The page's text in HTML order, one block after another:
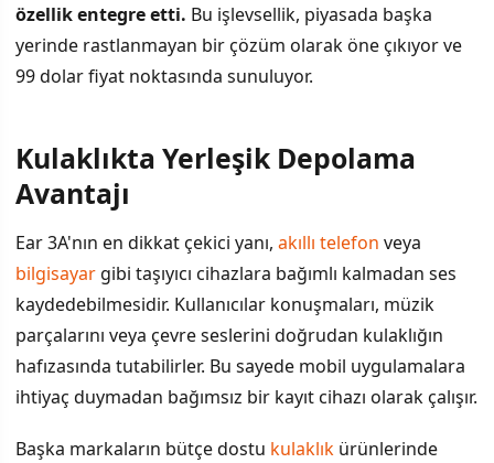
özellik entegre etti. Bu işlevsellik, piyasada başka
yerinde rastlanmayan bir çözüm olarak öne çıkıyor ve
99 dolar fiyat noktasında sunuluyor.
İÇINDEKILER
Fiyat ve Konum
Kulaklıkta Yerleşik Depolama
Avantajı
Ear 3A'nın en dikkat çekici yanı, akıllı telefon veya
bilgisayar gibi taşıyıcı cihazlara bağımlı kalmadan ses
kaydedebilmesidir. Kullanıcılar konuşmaları, müzik
parçalarını veya çevre seslerini doğrudan kulaklığın
hafızasında tutabilirler. Bu sayede mobil uygulamalara
ihtiyaç duymadan bağımsız bir kayıt cihazı olarak çalışır.
Başka markaların bütçe dostu kulaklık ürünlerinde